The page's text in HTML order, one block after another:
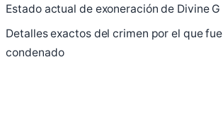
Estado actual de exoneración de Divine G
Detalles exactos del crimen por el que fue
condenado